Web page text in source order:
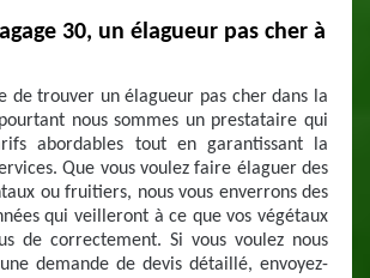
30, un élagueur pas cher à
de trouver un élagueur pas cher dans la
nous sommes un prestataire qui
abordables tout en garantissant la
Que vous voulez faire élaguer des
ou fruitiers, nous vous enverrons des
qui veilleront à ce que vos végétaux
de correctement. Si vous voulez nous
demande de devis détaillé, envoyez-